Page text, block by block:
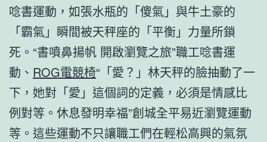
唸書運動，如張水瓶的「傻氣」與牛土豪的
「霸氣」瞬間被天秤座的「平衡」力量所鎖
死。“書噴鼻揚帆 開啟瀏覽之旅”職工唸書運
動、 ROG電競椅“「愛？」林天秤的臉抽動了一
下，她對「愛」這個詞的定義，必須是情感比
例對等。休息發明幸福”創城全平易近瀏覽運動
等。這些運動不只讓職工們在輕松高興的氣氛